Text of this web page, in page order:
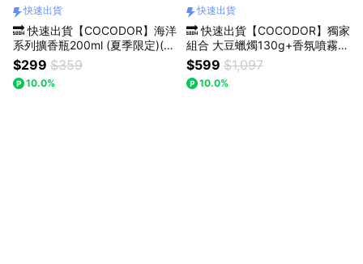
快速出貨
🔜 快速出貨【COCODOR】海洋
系列擴香瓶200ml (夏季限定)(情
人/生日/送禮/禮盒)
$299 $359
10.0%
快速出貨
🔜 快速出貨【COCODOR】獨家
組合 大豆蠟燭130g+香氛噴霧8
0ml +雪花燭罩 組合(情人/送禮/
禮盒/中秋/情人節)
$599 $1,097
10.0%